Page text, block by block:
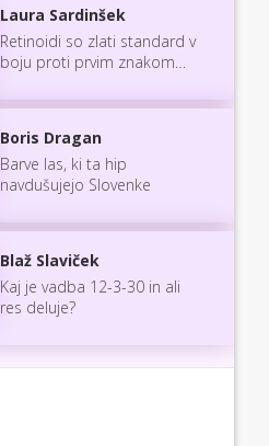
Laura Sardinšek
Retinoidi so zlati standard v
boju proti prvim znakom
Boris Dragan
Barve las, ki ta hip
navdušujejo Slovenke
Blaž Slaviček
Kaj je vadba 12-3-30 in ali
res deluje?